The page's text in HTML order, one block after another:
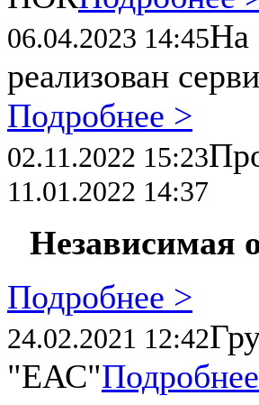
06.04.2023 14:45На
реализован
Подробнее >
02.11.2022 15:23
11.01.2022 14:37
Независимая
Подробнее >
24.02.2021 12:42
"ЕАС"